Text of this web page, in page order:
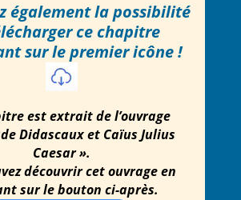
également la possibilité
ce chapitre
sur le premier icône !
est extrait de l’ouvrage
Didascaux et Caïus Julius
Caesar ».
découvrir cet ouvrage en
sur le bouton ci-après.